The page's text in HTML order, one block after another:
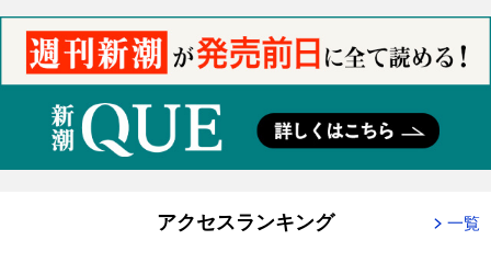
アクセスランキング 一覧